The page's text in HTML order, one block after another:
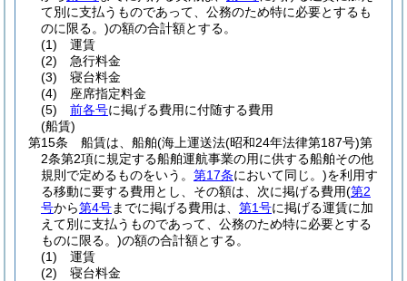
て別に支払うものであって、公務のため特に必要とするも
のに限る。)の額の合計額とする。
(1)
運賃
(2)
急行料金
(3)
寝台料金
(4)
座席指定料金
(5)
前各号に掲げる費用に付随する費用
(船賃)
第15条
船賃は、船舶(海上運送法(昭和24年法律第187号)第
2条第2項に規定する船舶運航事業の用に供する船舶その他
規則で定めるものをいう。 第17条において同じ。)を利用す
る移動に要する費用とし、その額は、次に掲げる費用(第2
号から第4号までに掲げる費用は、 第1号に掲げる運賃に加
えて別に支払うものであって、公務のため特に必要とする
ものに限る。)の額の合計額とする。
(1)
運賃
(2)
寝台料金